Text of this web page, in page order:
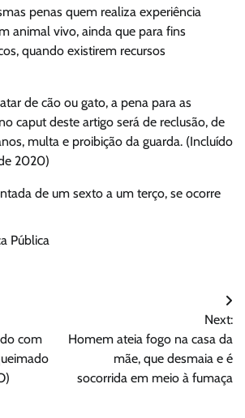
penas quem realiza experiência
animal vivo, ainda que para fins
quando existirem recursos
de cão ou gato, a pena para as
caput deste artigo será de reclusão, de
multa e proibição da guarda. (Incluído
2020)
de um sexto a um terço, se ocorre
Pública
com
Next:
Homem ateia fogo na casa da
mãe, que desmaia e é
socorrida em meio à fumaça